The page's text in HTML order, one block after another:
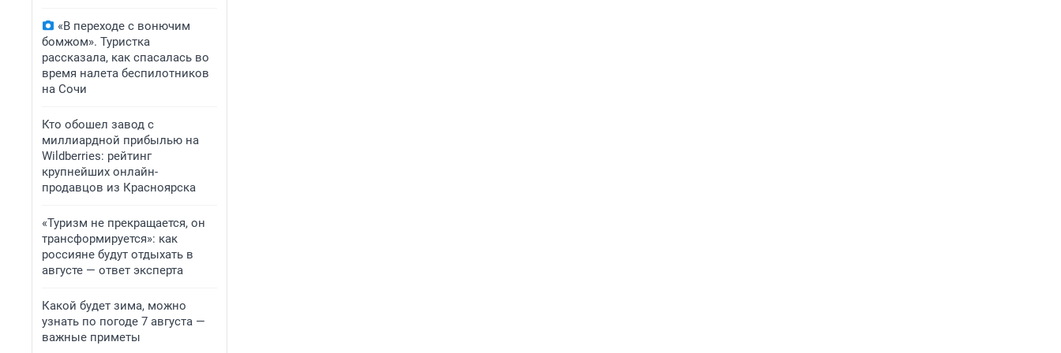
«В переходе с вонючим
бомжом». Туристка
рассказала, как спасалась во
время налета беспилотников
на Сочи
Кто обошел завод с
миллиардной прибылью на
Wildberries: рейтинг
крупнейших онлайн-
продавцов из Красноярска
«Туризм не прекращается, он
трансформируется»: как
россияне будут отдыхать в
августе — ответ эксперта
Какой будет зима, можно
узнать по погоде 7 августа —
важные приметы